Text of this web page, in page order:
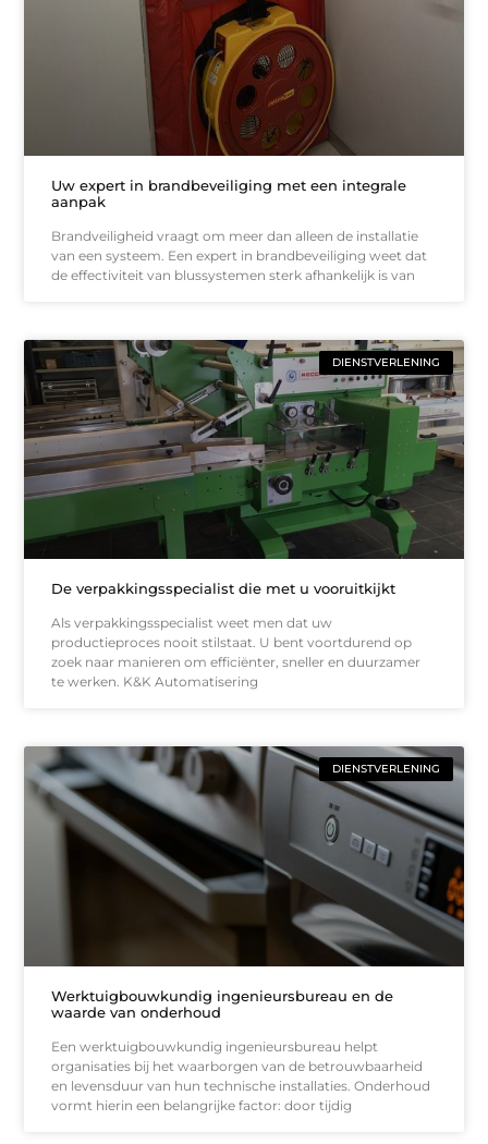
Uw expert in brandbeveiliging met een integrale
aanpak
Brandveiligheid vraagt om meer dan alleen de installatie
van een systeem. Een expert in brandbeveiliging weet dat
de effectiviteit van blussystemen sterk afhankelijk is van
DIENSTVERLENING
De verpakkingsspecialist die met u vooruitkijkt
Als verpakkingsspecialist weet men dat uw
productieproces nooit stilstaat. U bent voortdurend op
zoek naar manieren om efficiënter, sneller en duurzamer
te werken. K&K Automatisering
DIENSTVERLENING
Werktuigbouwkundig ingenieursbureau en de
waarde van onderhoud
Een werktuigbouwkundig ingenieursbureau helpt
organisaties bij het waarborgen van de betrouwbaarheid
en levensduur van hun technische installaties. Onderhoud
vormt hierin een belangrijke factor: door tijdig